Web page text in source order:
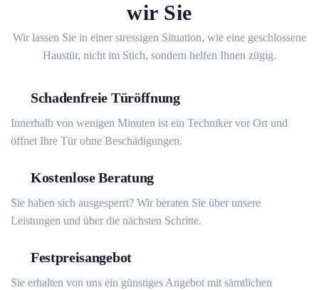
wir Sie
Wir lassen Sie in einer stressigen Situation, wie eine geschlossene
Haustür, nicht im Stich, sondern helfen Ihnen zügig.
Schadenfreie Türöffnung
Innerhalb von wenigen Minuten ist ein Techniker vor Ort und
öffnet Ihre Tür ohne Beschädigungen.
Kostenlose Beratung
Sie haben sich ausgesperrt? Wir beraten Sie über unsere
Leistungen und über die nächsten Schritte.
Festpreisangebot
Sie erhalten von uns ein günstiges Angebot mit sämtlichen